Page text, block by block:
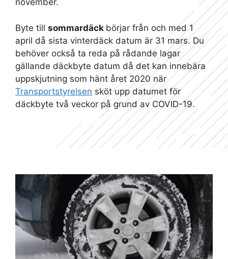
november.
Byte till sommardäck börjar från och med 1
april då sista vinterdäck datum är 31 mars. Du
behöver också ta reda på rådande lagar
gällande däckbyte datum då det kan innebära
uppskjutning som hänt året 2020 när
Transportstyrelsen sköt upp datumet för
däckbyte två veckor på grund av COVID-19.